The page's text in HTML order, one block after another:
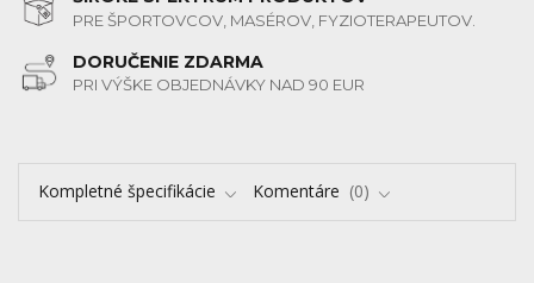
PRE ŠPORTOVCOV, MASÉROV, FYZIOTERAPEUTOV.
DORUČENIE ZDARMA
PRI VÝŠKE OBJEDNÁVKY NAD 90 EUR
Kompletné špecifikácie Komentáre 0